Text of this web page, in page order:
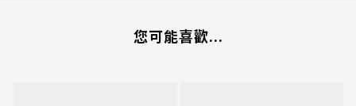
您可能喜歡...